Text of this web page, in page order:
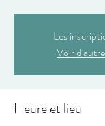
Les
Voir
Heure et lieu